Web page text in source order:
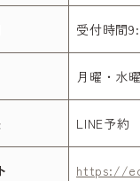
受付時間
月曜・水曜
LINE予約
https://